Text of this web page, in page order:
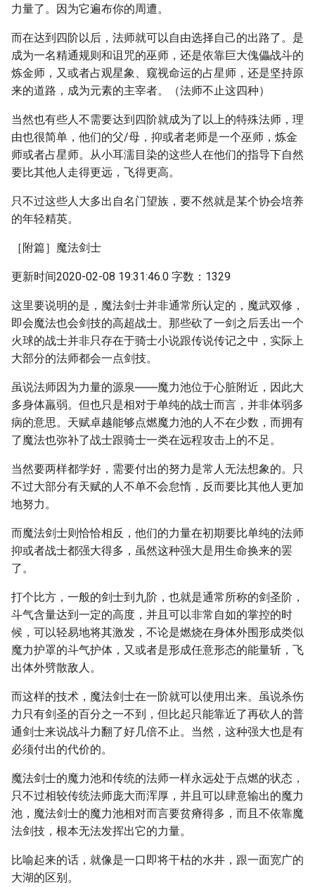
力量了。因为它遍布你的周遭。
而在达到四阶以后，法师就可以自由选择自己的出路了。是
成为一名精通规则和诅咒的巫师，还是依靠巨大傀儡战斗的
炼金师，又或者占观星象、窥视命运的占星师，还是坚持原
来的道路，成为元素的主宰者。（法师不止这四种）
当然也有些人不需要达到四阶就成为了以上的特殊法师，理
由也很简单，他们的父/母，抑或者老师是一个巫师，炼金
师或者占星师。从小耳濡目染的这些人在他们的指导下自然
要比其他人走得更远，飞得更高。
只不过这些人大多出自名门望族，要不然就是某个协会培养
的年轻精英。
［附篇］魔法剑士
更新时间2020-02-08 19:31:46.0 字数：1329
这里要说明的是，魔法剑士并非通常所认定的，魔武双修，
即会魔法也会剑技的高超战士。那些砍了一剑之后丢出一个
火球的战士并非只存在于骑士小说跟传说传记之中，实际上
大部分的法师都会一点剑技。
虽说法师因为力量的源泉――魔力池位于心脏附近，因此大
多身体羸弱。但也只是相对于单纯的战士而言，并非体弱多
病的意思。天赋卓越能够点燃魔力池的人不在少数，而拥有
了魔法也弥补了战士跟骑士一类在远程攻击上的不足。
当然要两样都学好，需要付出的努力是常人无法想象的。只
不过大部分有天赋的人不单不会怠惰，反而要比其他人更加
地努力。
而魔法剑士则恰恰相反，他们的力量在初期要比单纯的法师
抑或者战士都强大得多，虽然这种强大是用生命换来的罢
了。
打个比方，一般的剑士到九阶，也就是通常所称的剑圣阶，
斗气含量达到一定的高度，并且可以非常自如的掌控的时
候，可以轻易地将其激发，不论是燃烧在身体外围形成类似
魔力护罩的斗气护体，又或者是形成任意形态的能量斩，飞
出体外劈散敌人。
而这样的技术，魔法剑士在一阶就可以使用出来。虽说杀伤
力只有剑圣的百分之一不到，但比起只能靠近了再砍人的普
通剑士来说战斗力翻了好几倍不止。当然，这种强大也是有
必须付出的代价的。
魔法剑士的魔力池和传统的法师一样永远处于点燃的状态，
只不过相较传统法师庞大而浑厚，并且可以肆意输出的魔力
池，魔法剑士的魔力池相对而言要贫瘠得多，而且不依靠魔
法剑技，根本无法发挥出它的力量。
比喻起来的话，就像是一口即将干枯的水井，跟一面宽广的
大湖的区别。